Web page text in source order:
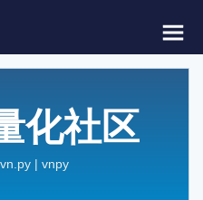
化社区
| vnpy